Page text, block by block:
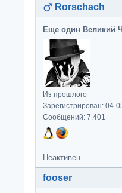
Rorschach
Еще один Великий
Из прошлого
Зарегистрирован: 04-
Сообщений: 7,401
Неактивен
fooser